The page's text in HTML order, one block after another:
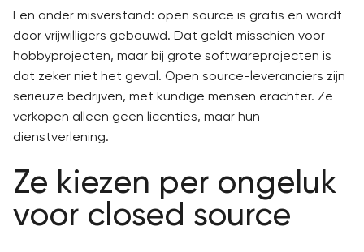
Een ander misverstand: open source is gratis en wordt
door vrijwilligers gebouwd. Dat geldt misschien voor
hobbyprojecten, maar bij grote softwareprojecten is
dat zeker niet het geval. Open source-leveranciers zijn
serieuze bedrijven, met kundige mensen erachter. Ze
verkopen alleen geen licenties, maar hun
dienstverlening.
Ze kiezen per ongeluk
voor closed source